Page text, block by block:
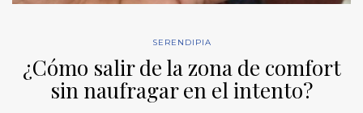
SERENDIPIA
¿Cómo salir de la zona de comfort
sin naufragar en el intento?